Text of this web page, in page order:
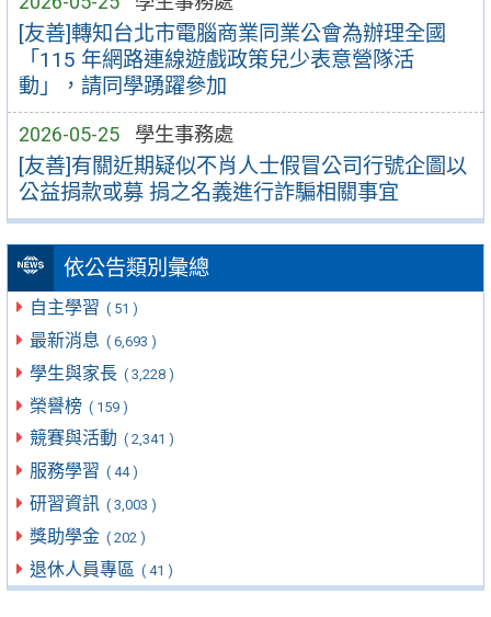
[友善]轉知台北市電腦商業同業公會為辦理全國
「115 年網路連線遊戲政策兒少表意營隊活
動」，請同學踴躍參加
2026-05-25 學生事務處
[友善]有關近期疑似不肖人士假冒公司行號企圖以
公益捐款或募 捐之名義進行詐騙相關事宜
依公告類別彙總
自主學習 ( 51 )
最新消息 ( 6,693 )
學生與家長 ( 3,228 )
榮譽榜 ( 159 )
競賽與活動 ( 2,341 )
服務學習 ( 44 )
研習資訊 ( 3,003 )
獎助學金 ( 202 )
退休人員專區 ( 41 )